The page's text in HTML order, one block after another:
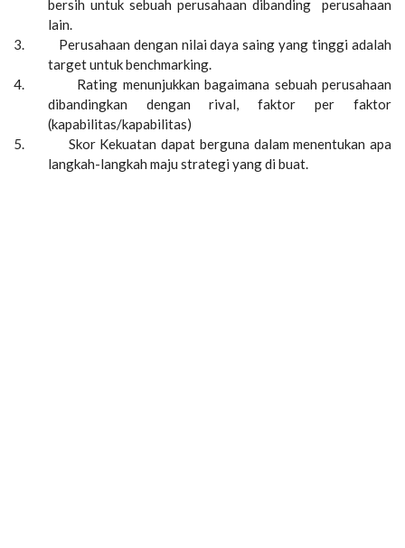
bersih untuk sebuah perusahaan dibanding perusahaan
lain.
3.
Perusahaan dengan nilai daya saing yang tinggi adalah
target untuk benchmarking.
4.
Rating menunjukkan bagaimana sebuah perusahaan
dibandingkan dengan rival, faktor per faktor
(kapabilitas/kapabilitas)
5.
Skor Kekuatan dapat berguna dalam menentukan apa
langkah-langkah maju strategi yang di buat.